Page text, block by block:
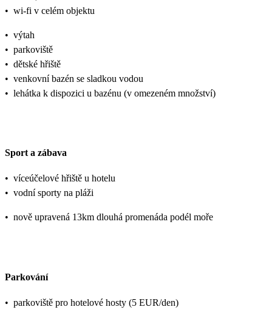
• wi-fi v celém objektu
• výtah
• parkoviště
• dětské hřiště
• venkovní bazén se sladkou vodou
• lehátka k dispozici u bazénu (v omezeném množství)
Sport a zábava
• víceúčelové hřiště u hotelu
• vodní sporty na pláži
• nově upravená 13km dlouhá promenáda podél moře
Parkování
• parkoviště pro hotelové hosty (5 EUR/den)